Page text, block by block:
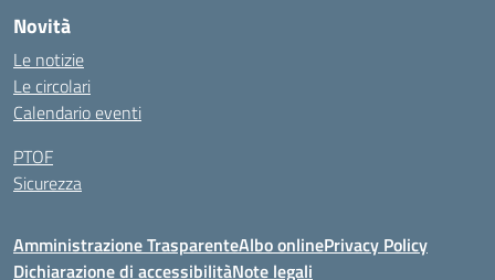
Novità
Le notizie
Le circolari
Calendario eventi
PTOF
Sicurezza
Amministrazione TrasparenteAlbo onlinePrivacy Policy
Dichiarazione di accessibilitàNote legali